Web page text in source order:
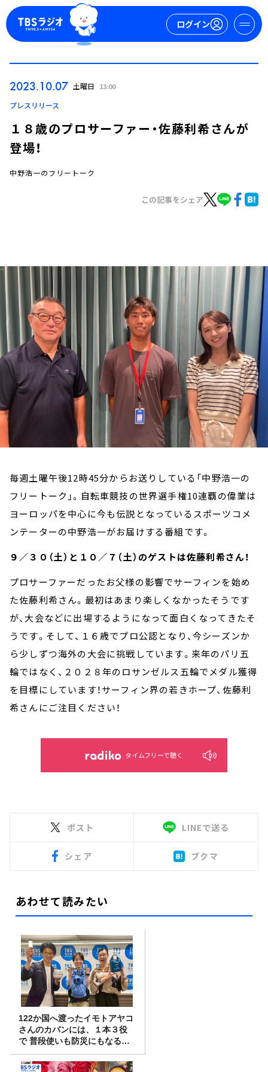
ログイン
お知らせ
イベント・グッズ
YouTube
会社情報
2023.10.07 土曜日 13:00
プレスリリース
１８歳のプロサーファー・佐藤利希さんが
登場！
中野浩一のフリートーク
この記事をシェア
毎週土曜午後12時45分からお送りしている「中野浩一の
フリートーク」。自転車競技の世界選手権10連覇の偉業は
ヨーロッパを中心に今も伝説となっているスポーツコメ
ンテーターの中野浩一がお届けする番組です。
９／３０（土）と１０／７（土）のゲストは佐藤利希さん！
プロサーファーだったお父様の影響でサーフィンを始め
た佐藤利希さん。最初はあまり楽しくなかったそうです
が、大会などに出場するようになって面白くなってきたそ
うです。そして、１６歳でプロ公認となり、今シーズンか
ら少しずつ海外の大会に挑戦しています。来年のパリ五
輪ではなく、２０２８年のロサンゼルス五輪でメダル獲得
を目標にしています！サーフィン界の若きホープ、佐藤利
希さんにご注目ください！
タイムフリーで聴く
ポスト LINEで送る
シェア ブクマ
あわせて読みたい
122か国へ渡ったイモトアヤコ
さんのカバンには、１本３役
で 普段使いも防災にもなる最
強の棒が入っていた！